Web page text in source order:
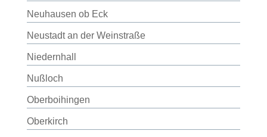
Neuhausen ob Eck
Neustadt an der Weinstraße
Niedernhall
Nußloch
Oberboihingen
Oberkirch